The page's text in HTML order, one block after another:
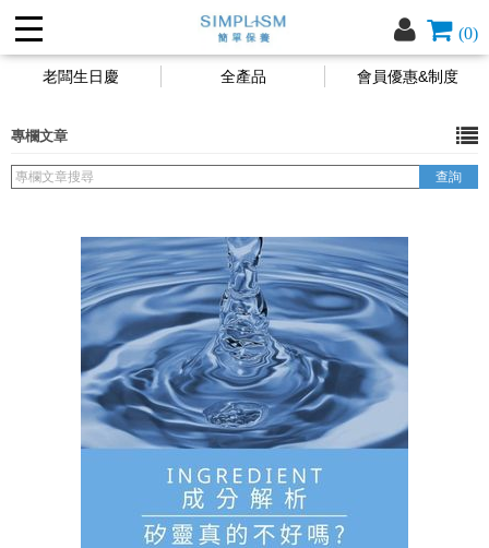
(0)
老闆生日慶 全產品 會員優惠&制度
專欄文章